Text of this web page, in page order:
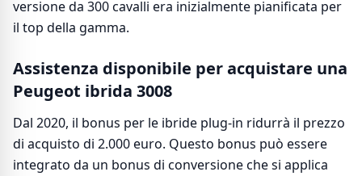
versione da 300 cavalli era inizialmente pianificata per
il top della gamma.
Assistenza disponibile per acquistare una
Peugeot ibrida 3008
Dal 2020, il bonus per le ibride plug-in ridurrà il prezzo
di acquisto di 2.000 euro. Questo bonus può essere
integrato da un bonus di conversione che si applica